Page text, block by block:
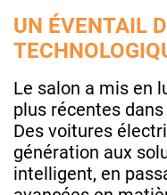
UN ÉVENTAIL
Le salon a mis en
plus récentes
Des voitures
génération aux
intelligent, en